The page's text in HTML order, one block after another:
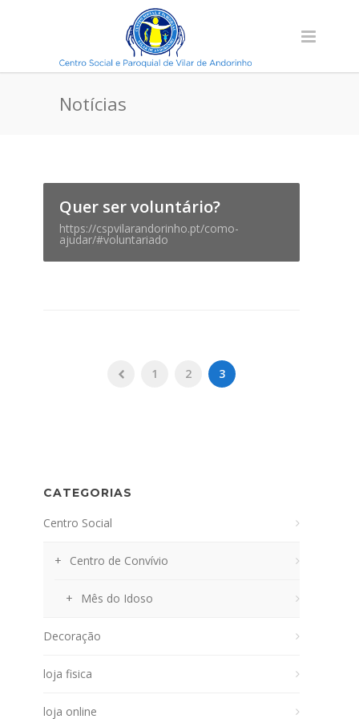
Notícias
Quer ser voluntário?
https://cspvilarandorinho.pt/como-
ajudar/#voluntariado
1 2 3
CATEGORIAS
Centro Social
Centro de Convívio
Mês do Idoso
Decoração
loja fisica
loja online